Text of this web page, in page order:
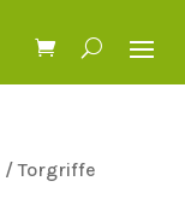
/ Torgriffe